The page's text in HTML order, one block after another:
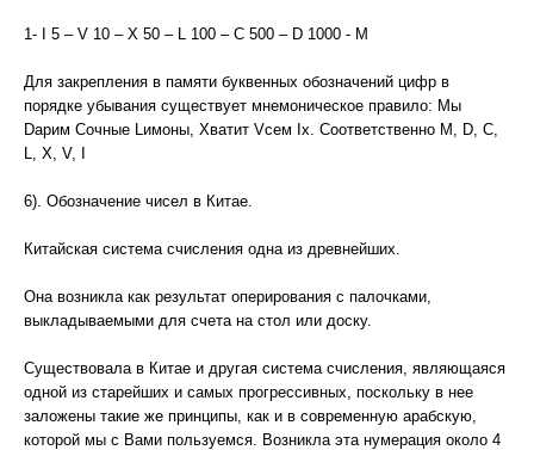
1- I 5 – V 10 – X 50 – L 100 – C 500 – D 1000 - M
Для закрепления в памяти буквенных обозначений цифр в
порядке убывания существует мнемоническое правило: Мы
Dарим Сочные Lимоны, Хватит Vсем Iх. Соответственно M, D, C,
L, X, V, I
6). Обозначение чисел в Китае.
Китайская система счисления одна из древнейших.
Она возникла как результат оперирования с палочками,
выкладываемыми для счета на стол или доску.
Существовала в Китае и другая система счисления, являющаяся
одной из старейших и самых прогрессивных, поскольку в нее
заложены такие же принципы, как и в современную арабскую,
которой мы с Вами пользуемся. Возникла эта нумерация около 4